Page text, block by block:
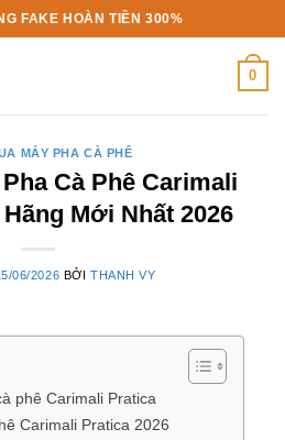
FAKE HOÀN TIỀN 300%
0
MÁY PHA CÀ PHÊ
Cà Phê Carimali
Mới Nhất 2026
06/2026 BỞI THANH VY
phê Carimali Pratica
Carimali Pratica 2026